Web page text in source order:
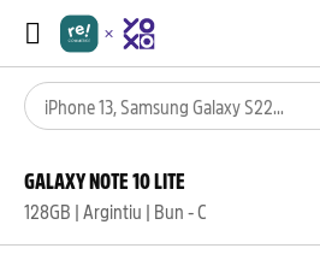
GALAXY NOTE 10 LITE
128GB | Argintiu | Bun - C